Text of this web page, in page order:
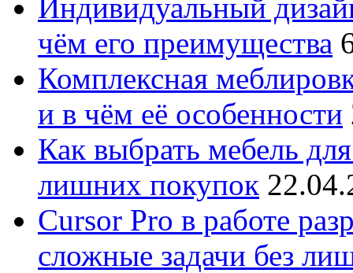
Индивидуальный
чём его преимущества
Комплексная
и в чём её особенности
Как выбрать мебель
лишних покупок
Cursor Pro в работе
сложные задачи без